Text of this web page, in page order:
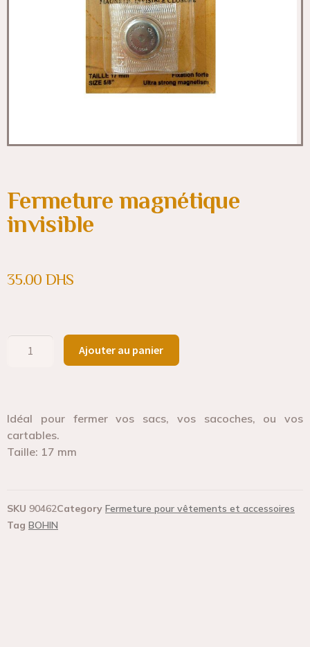
Fermeture magnétique
invisible
35.00 DHS
Ajouter au panier
Idéal pour fermer vos sacs, vos sacoches, ou vos
cartables.
Taille: 17 mm
SKU 90462Category Fermeture pour vêtements et accessoires
Tag BOHIN